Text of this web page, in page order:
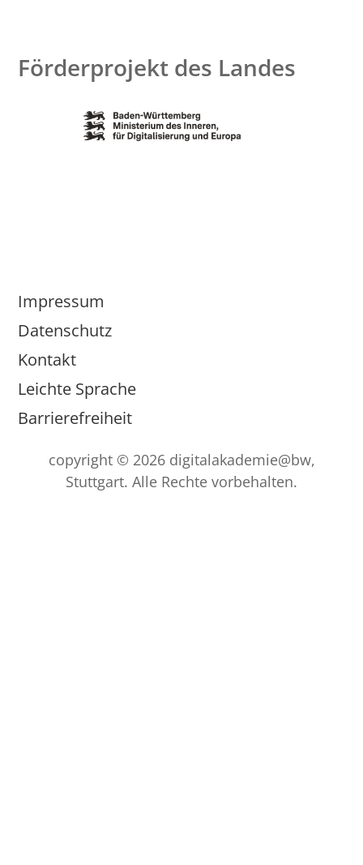
Förderprojekt des Landes
Impressum
Datenschutz
Kontakt
Leichte Sprache
Barrierefreiheit
copyright © 2026 digitalakademie@bw,
Stuttgart. Alle Rechte vorbehalten.